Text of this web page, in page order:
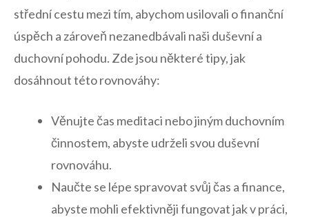
střední cestu mezi tím, abychom usilovali o finanční
úspěch a zároveň nezanedbávali naši duševní a
duchovní pohodu. Zde jsou některé tipy, jak
dosáhnout této rovnováhy:
Věnujte čas meditaci nebo jiným duchovním
činnostem, abyste udrželi svou duševní
rovnováhu.
Naučte se lépe spravovat svůj čas a finance,
abyste mohli efektivněji fungovat jak v práci,